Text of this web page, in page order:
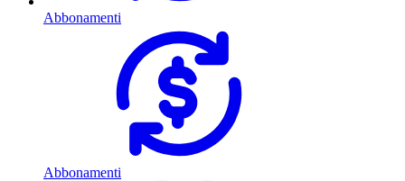
Abbonamenti
Abbonamenti